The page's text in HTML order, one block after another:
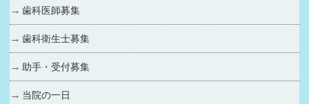
歯科医師募集
歯科衛生士募集
助手・受付募集
当院の一日